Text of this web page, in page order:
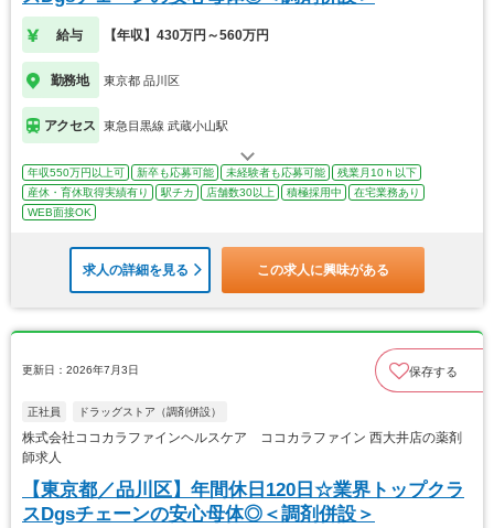
給与 【年収】430万円～560万円
勤務地 東京都 品川区
アクセス 東急目黒線 武蔵小山駅
年収550万円以上可 新卒も応募可能 未経験者も応募可能
残業月10ｈ以下
産休・育休取得実績有り
駅チカ 店舗数30以上 積極採用中
在宅業務あり
WEB面接OK
求人の詳細を見る この求人に興味がある
更新日：2026年7月3日 保存する
正社員 ドラッグストア（調剤併設）
株式会社ココカラファインヘルスケア ココカラファイン 西大井店の薬剤
師求人
【東京都／品川区】年間休日120日☆業界トップクラ
スDgsチェーンの安心母体◎＜調剤併設＞